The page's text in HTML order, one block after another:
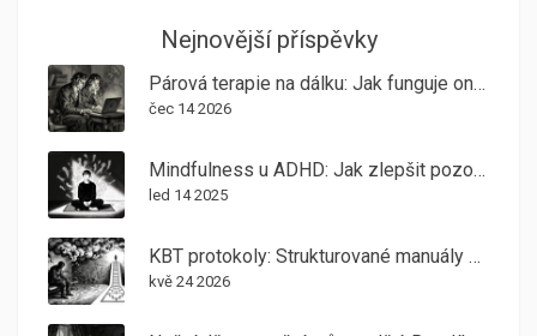
Nejnovější příspěvky
Párová terapie na dálku: Jak funguje online psychoterapie pro páry a zda je efektivní
čec 14 2026
Mindfulness u ADHD: Jak zlepšit pozornost a ovládat impulsy
led 14 2025
KBT protokoly: Strukturované manuály pro běžné psychické potíže
kvě 24 2026